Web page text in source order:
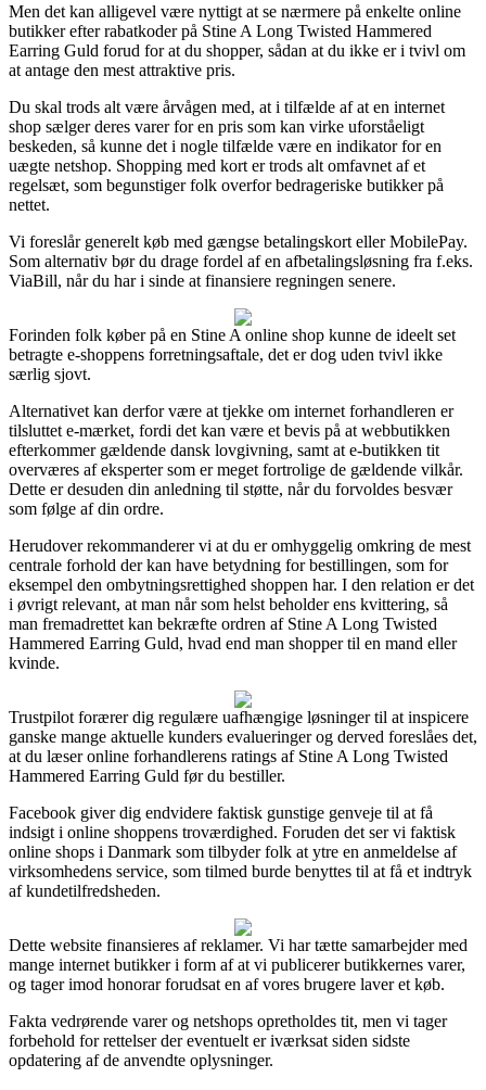
Men det kan alligevel være nyttigt at se nærmere på enkelte online
butikker efter rabatkoder på Stine A Long Twisted Hammered
Earring Guld forud for at du shopper, sådan at du ikke er i tvivl om
at antage den mest attraktive pris.
Du skal trods alt være årvågen med, at i tilfælde af at en internet
shop sælger deres varer for en pris som kan virke uforståeligt
beskeden, så kunne det i nogle tilfælde være en indikator for en
uægte netshop. Shopping med kort er trods alt omfavnet af et
regelsæt, som begunstiger folk overfor bedrageriske butikker på
nettet.
Vi foreslår generelt køb med gængse betalingskort eller MobilePay.
Som alternativ bør du drage fordel af en afbetalingsløsning fra f.eks.
ViaBill, når du har i sinde at finansiere regningen senere.
Forinden folk køber på en Stine A online shop kunne de ideelt set
betragte e-shoppens forretningsaftale, det er dog uden tvivl ikke
særlig sjovt.
Alternativet kan derfor være at tjekke om internet forhandleren er
tilsluttet e-mærket, fordi det kan være et bevis på at webbutikken
efterkommer gældende dansk lovgivning, samt at e-butikken tit
overværes af eksperter som er meget fortrolige de gældende vilkår.
Dette er desuden din anledning til støtte, når du forvoldes besvær
som følge af din ordre.
Herudover rekommanderer vi at du er omhyggelig omkring de mest
centrale forhold der kan have betydning for bestillingen, som for
eksempel den ombytningsrettighed shoppen har. I den relation er det
i øvrigt relevant, at man når som helst beholder ens kvittering, så
man fremadrettet kan bekræfte ordren af Stine A Long Twisted
Hammered Earring Guld, hvad end man shopper til en mand eller
kvinde.
Trustpilot forærer dig regulære uafhængige løsninger til at inspicere
ganske mange aktuelle kunders evalueringer og derved foreslåes det,
at du læser online forhandlerens ratings af Stine A Long Twisted
Hammered Earring Guld før du bestiller.
Facebook giver dig endvidere faktisk gunstige genveje til at få
indsigt i online shoppens troværdighed. Foruden det ser vi faktisk
online shops i Danmark som tilbyder folk at ytre en anmeldelse af
virksomhedens service, som tilmed burde benyttes til at få et indtryk
af kundetilfredsheden.
Dette website finansieres af reklamer. Vi har tætte samarbejder med
mange internet butikker i form af at vi publicerer butikkernes varer,
og tager imod honorar forudsat en af vores brugere laver et køb.
Fakta vedrørende varer og netshops opretholdes tit, men vi tager
forbehold for rettelser der eventuelt er iværksat siden sidste
opdatering af de anvendte oplysninger.